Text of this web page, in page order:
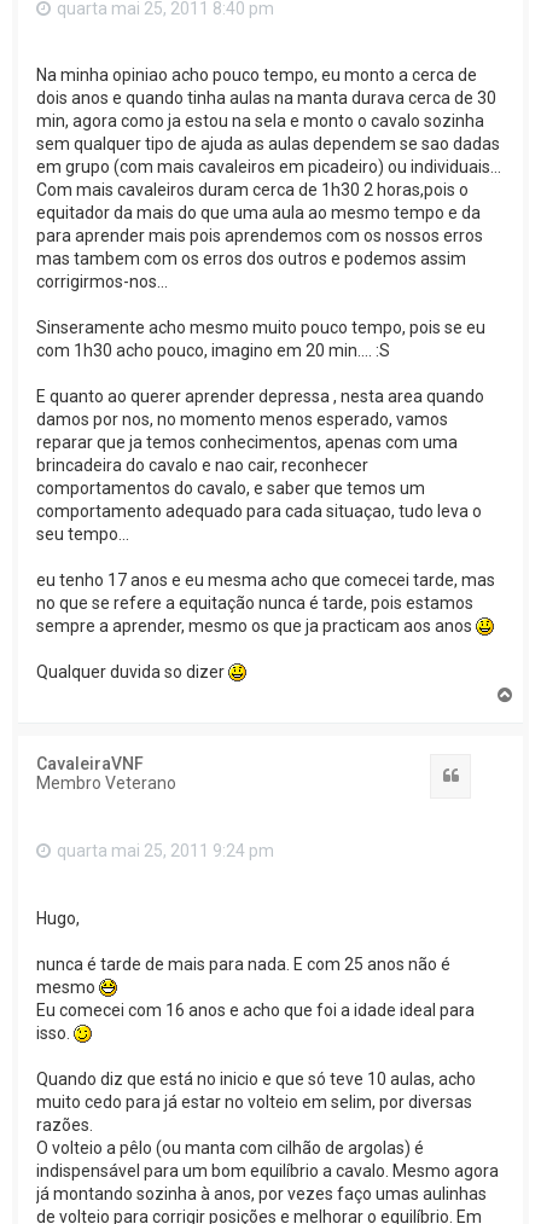
quarta mai 25, 2011 8:40 pm
Na minha opiniao acho pouco tempo, eu monto a cerca de
dois anos e quando tinha aulas na manta durava cerca de 30
min, agora como ja estou na sela e monto o cavalo sozinha
sem qualquer tipo de ajuda as aulas dependem se sao dadas
em grupo (com mais cavaleiros em picadeiro) ou individuais...
Com mais cavaleiros duram cerca de 1h30 2 horas,pois o
equitador da mais do que uma aula ao mesmo tempo e da
para aprender mais pois aprendemos com os nossos erros
mas tambem com os erros dos outros e podemos assim
corrigirmos-nos...
Sinseramente acho mesmo muito pouco tempo, pois se eu
com 1h30 acho pouco, imagino em 20 min.... :S
E quanto ao querer aprender depressa , nesta area quando
damos por nos, no momento menos esperado, vamos
reparar que ja temos conhecimentos, apenas com uma
brincadeira do cavalo e nao cair, reconhecer
comportamentos do cavalo, e saber que temos um
comportamento adequado para cada situaçao, tudo leva o
seu tempo...
eu tenho 17 anos e eu mesma acho que comecei tarde, mas
no que se refere a equitação nunca é tarde, pois estamos
sempre a aprender, mesmo os que ja practicam aos anos
Qualquer duvida so dizer
CavaleiraVNF
Membro Veterano
quarta mai 25, 2011 9:24 pm
Hugo,
nunca é tarde de mais para nada. E com 25 anos não é
mesmo
Eu comecei com 16 anos e acho que foi a idade ideal para
isso.
Quando diz que está no inicio e que só teve 10 aulas, acho
muito cedo para já estar no volteio em selim, por diversas
razões.
O volteio a pêlo (ou manta com cilhão de argolas) é
indispensável para um bom equilíbrio a cavalo. Mesmo agora
já montando sozinha à anos, por vezes faço umas aulinhas
de volteio para corrigir posições e melhorar o equilíbrio. Em